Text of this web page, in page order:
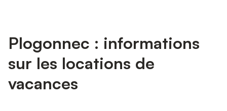
Plogonnec : informations
sur les locations de
vacances